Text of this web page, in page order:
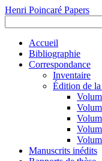
Henri Poincaré Papers
Accueil
Bibliographie
Correspondance
Inventaire
Édition de
Manuscrits inédits